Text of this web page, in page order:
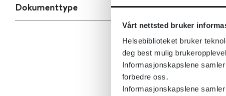
Vårt nettsted bruker
Helsebiblioteket bruker
deg best mulig
Informasjonskapslene
forbedre oss.
Informasjonskapslene
Dokumenttype